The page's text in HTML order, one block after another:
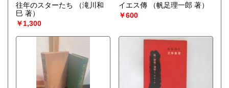
往年のスターたち
（滝川和
巳 著）
￥1,300
イエス傳
（帆足理一郎 著）
￥600